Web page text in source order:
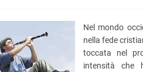
Nel mondo
nella fede
toccata nel
intensità che